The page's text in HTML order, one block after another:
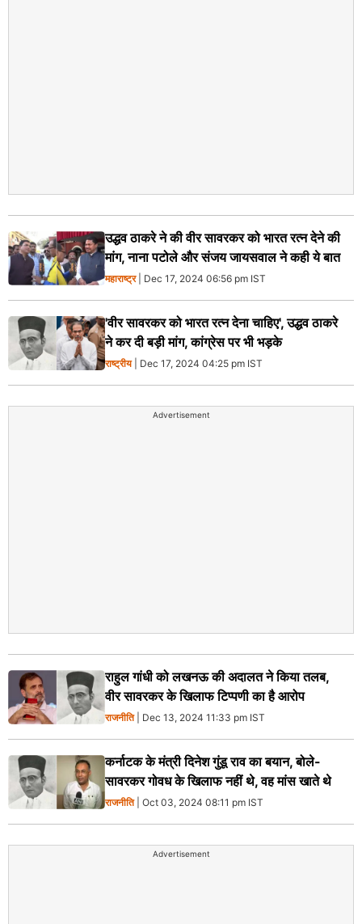
उद्धव ठाकरे ने की वीर सावरकर को भारत रत्न देने की
मांग, नाना पटोले और संजय जायसवाल ने कही ये बात
महाराष्ट्र| Dec 17, 2024 06:56 pm IST
'वीर सावरकर को भारत रत्न देना चाहिए', उद्धव ठाकरे
ने कर दी बड़ी मांग, कांग्रेस पर भी भड़के
राष्ट्रीय| Dec 17, 2024 04:25 pm IST
Advertisement
राहुल गांधी को लखनऊ की अदालत ने किया तलब,
वीर सावरकर के खिलाफ टिप्पणी का है आरोप
राजनीति| Dec 13, 2024 11:33 pm IST
कर्नाटक के मंत्री दिनेश गुंडू राव का बयान, बोले-
सावरकर गोवध के खिलाफ नहीं थे, वह मांस खाते थे
राजनीति| Oct 03, 2024 08:11 pm IST
Advertisement